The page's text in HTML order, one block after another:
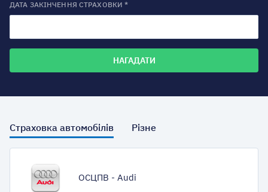
ДАТА ЗАКІНЧЕННЯ СТРАХОВКИ *
Страховка автомобілів Різне
ОСЦПВ - Audi